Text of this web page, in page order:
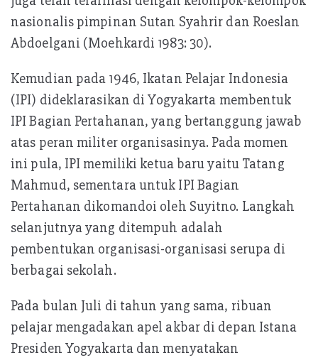
nasionalis pimpinan Sutan Syahrir dan Roeslan
Abdoelgani (Moehkardi 1983: 30).
Kemudian pada 1946, Ikatan Pelajar Indonesia
(IPI) dideklarasikan di Yogyakarta membentuk
IPI Bagian Pertahanan, yang bertanggung jawab
atas peran militer organisasinya. Pada momen
ini pula, IPI memiliki ketua baru yaitu Tatang
Mahmud, sementara untuk IPI Bagian
Pertahanan dikomandoi oleh Suyitno. Langkah
selanjutnya yang ditempuh adalah
pembentukan organisasi-organisasi serupa di
berbagai sekolah.
Pada bulan Juli di tahun yang sama, ribuan
pelajar mengadakan apel akbar di depan Istana
Presiden Yogyakarta dan menyatakan